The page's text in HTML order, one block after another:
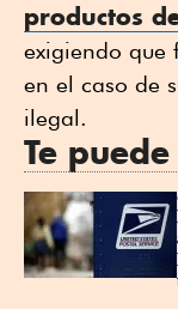
productos
exigiendo que
en el caso de
ilegal.
Te